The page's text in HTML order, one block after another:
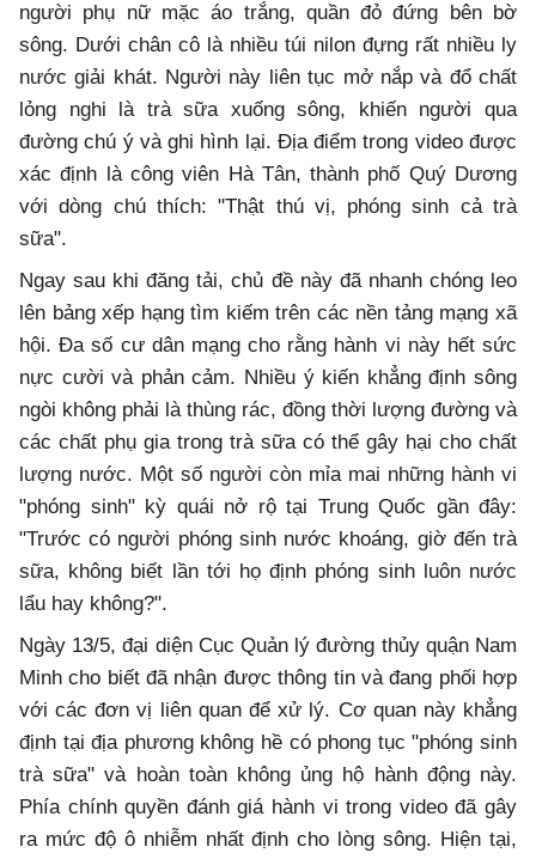
người phụ nữ mặc áo trắng, quần đỏ đứng bên bờ
sông. Dưới chân cô là nhiều túi nilon đựng rất nhiều ly
nước giải khát. Người này liên tục mở nắp và đổ chất
lỏng nghi là trà sữa xuống sông, khiến người qua
đường chú ý và ghi hình lại. Địa điểm trong video được
xác định là công viên Hà Tân, thành phố Quý Dương
với dòng chú thích: "Thật thú vị, phóng sinh cả trà
sữa".
Ngay sau khi đăng tải, chủ đề này đã nhanh chóng leo
lên bảng xếp hạng tìm kiếm trên các nền tảng mạng xã
hội. Đa số cư dân mạng cho rằng hành vi này hết sức
nực cười và phản cảm. Nhiều ý kiến khẳng định sông
ngòi không phải là thùng rác, đồng thời lượng đường và
các chất phụ gia trong trà sữa có thể gây hại cho chất
lượng nước. Một số người còn mỉa mai những hành vi
"phóng sinh" kỳ quái nở rộ tại Trung Quốc gần đây:
"Trước có người phóng sinh nước khoáng, giờ đến trà
sữa, không biết lần tới họ định phóng sinh luôn nước
lẩu hay không?".
Ngày 13/5, đại diện Cục Quản lý đường thủy quận Nam
Minh cho biết đã nhận được thông tin và đang phối hợp
với các đơn vị liên quan để xử lý. Cơ quan này khẳng
định tại địa phương không hề có phong tục "phóng sinh
trà sữa" và hoàn toàn không ủng hộ hành động này.
Phía chính quyền đánh giá hành vi trong video đã gây
ra mức độ ô nhiễm nhất định cho lòng sông. Hiện tại,